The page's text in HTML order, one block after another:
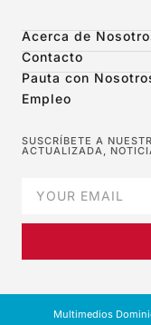
Acerca de
Contacto
Pauta con
Empleo
SUSCRÍBETE A
ACTUALIZADA,
Multimedios